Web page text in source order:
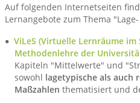
Auf folgenden Internetseiten
Lernangebote zum Thema
ViLeS (Virtuelle Lernräume
Methodenlehre der
Kapiteln "Mittelwerte" und
sowohl lagetypische als auch
Maßzahlen thematisiert und